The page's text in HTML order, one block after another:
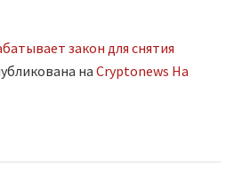
закон для снятия
на Cryptonews На